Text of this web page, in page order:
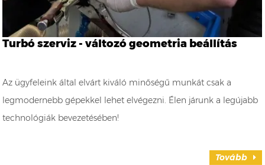
Turbó szerviz - változó geometria beállítás
Az ügyfeleink által elvárt kiváló minőségű munkát csak a
legmodernebb gépekkel lehet elvégezni. Élen járunk a legújabb
technológiák bevezetésében!
Tovább